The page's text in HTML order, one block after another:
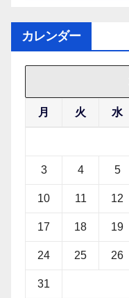
k
カレンダー
月 火 水
3 4 5
10 11 12
17 18 19
24 25 26
31